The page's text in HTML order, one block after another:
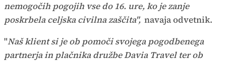
nemogočih pogojih vse do 16. ure, ko je zanje
poskrbela celjska civilna zaščita", navaja odvetnik.
"Naš klient si je ob pomoči svojega pogodbenega
partnerja in plačnika družbe Davia Travel ter ob